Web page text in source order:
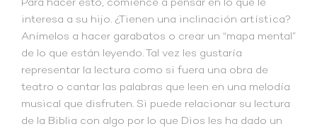
Para hacer esto, comience a pensar en lo que le
interesa a su hijo. ¿Tienen una inclinación artística?
Anímelos a hacer garabatos o crear un “mapa mental”
de lo que están leyendo. Tal vez les gustaría
representar la lectura como si fuera una obra de
teatro o cantar las palabras que leen en una melodía
musical que disfruten. Si puede relacionar su lectura
de la Biblia con algo por lo que Dios les ha dado un